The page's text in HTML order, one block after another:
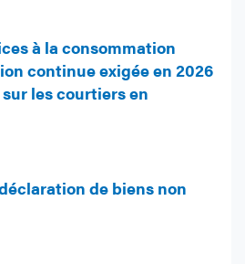
à la consommation
continue exigée en 2026
les courtiers en
de biens non